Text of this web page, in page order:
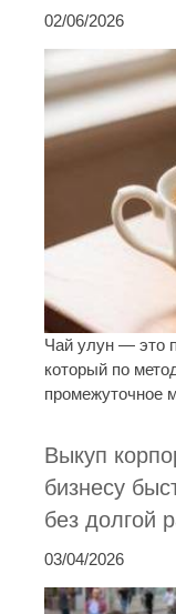
02/06/2026
Чай улун — это
который по
промежуточное
Выкуп
бизнесу
без долгой
03/04/2026